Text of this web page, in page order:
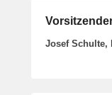
Josef Schulte,